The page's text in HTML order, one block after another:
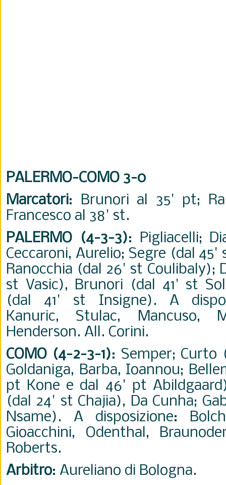
PALERMO-COMO 3-0
Marcatori: Brunori al 35' pt;
Francesco al 38' st.
PALERMO (4-3-3): Pigliacelli;
Ceccaroni, Aurelio; Segre (dal 45'
Ranocchia (dal 26' st Coulibaly);
st Vasic), Brunori (dal 41' st
(dal 41' st Insigne). A
Kanuric, Stulac, Mancuso,
Henderson. All. Corini.
COMO (4-2-3-1): Semper; Curto
Goldaniga, Barba, Ioannou;
pt Kone e dal 46' pt
(dal 24' st Chajia), Da Cunha;
Nsame). A disposizione:
Gioacchini, Odenthal,
Roberts.
Arbitro: Aureliano di Bologna.